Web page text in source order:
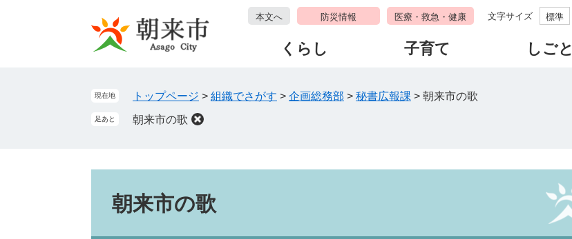
本文へ 防災情報 医療・救急・健康 文字サイズ 標準
くらし 子育て しごと
現在地 トップページ > 組織でさがす > 企画総務部 > 秘書広報課 > 朝来市の歌
足あと 朝来市の歌
朝来市の歌